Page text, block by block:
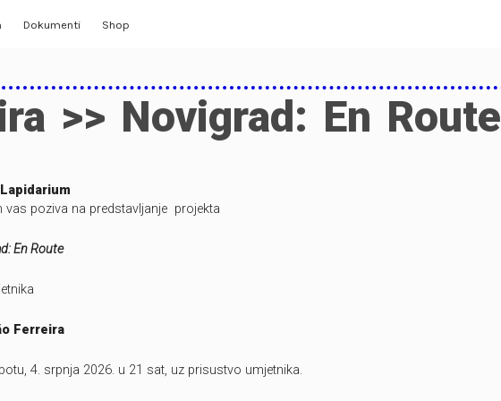
Dokumenti
Izvještaji
Statut
Shop
>> Novigrad: En Route
poziva na predstavljanje projekta
En Route
Ferreira
4. srpnja 2026. u 21 sat, uz prisustvo umjetnika.